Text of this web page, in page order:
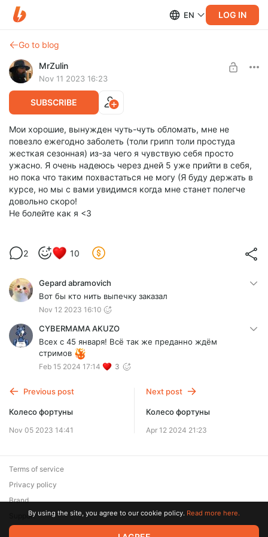
EN LOG IN
Go to blog
MrZulin
Nov 11 2023 16:23
SUBSCRIBE
Мои хорошие, вынужден чуть-чуть обломать, мне не
повезло ежегодно заболеть (толи грипп толи простуда
жесткая сезонная) из-за чего я чувствую себя просто
ужасно. Я очень надеюсь через дней 5 уже прийти в себя,
но пока что таким похвастаться не могу (Я буду держать в
курсе, но мы с вами увидимся когда мне станет полегче
довольно скоро!
Не болейте как я <3
2 10
Gepard abramovich
Вот бы кто нить выпечку заказал
Nov 12 2023 16:10
CYBERMAMA AKUZO
Всех с 45 января! Всё так же преданно ждём
стримов
Feb 15 2024 17:14 3
Previous post
Колесо фортуны
Nov 05 2023 14:41
Next post
Колесо фортуны
Apr 12 2024 21:23
Terms of service
Privacy policy
Brand
SupportBy using the site, you agree to our cookie policy. Read more here.